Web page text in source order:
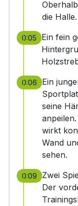
die Halle.
0:05
Ein fein
0:06
Ein
seine
wirkt
Wand
sehen.
0:09
Zwei
Der